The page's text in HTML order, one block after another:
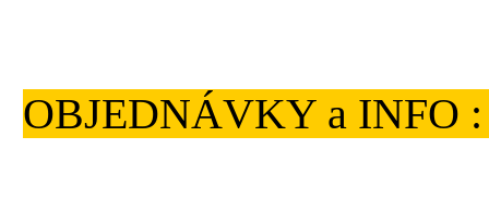
OBJEDNÁVKY a INFO :